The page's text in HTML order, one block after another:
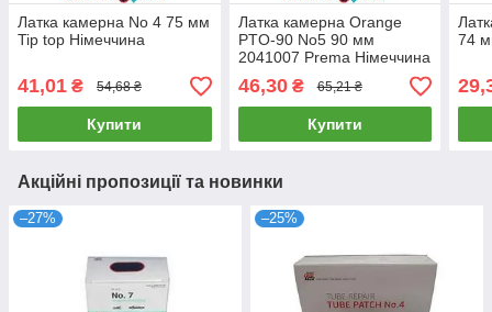
Латка камерна No 4 75 мм
Tip top Німеччина
41,01 ₴ 54,68 ₴
Купити
Латка камерна Orange
PTO-90 No5 90 мм
2041007 Prema Німеччина
46,30₴ 65,21 ₴
Купити
74
Акційні пропозиції та новинки
–27% –25%